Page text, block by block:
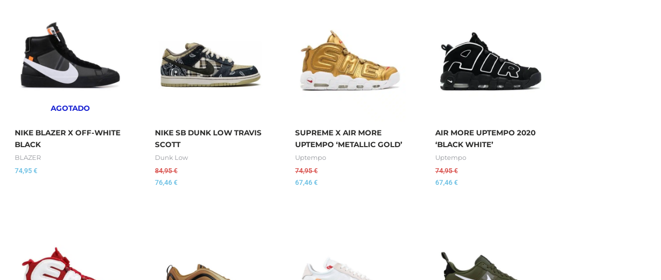
AGOTADO
NIKE BLAZER X OFF-WHITE
BLACK
BLAZER
74,95€
NIKE SB DUNK LOW TRAVIS
SCOTT
Dunk Low
84,95€
76,46€
SUPREME X AIR MORE
UPTEMPO ‘METALLIC GOLD’
Uptempo
74,95€
67,46€
AIR MORE UPTEMPO 2020
‘BLACK WHITE’
Uptempo
74,95€
67,46€